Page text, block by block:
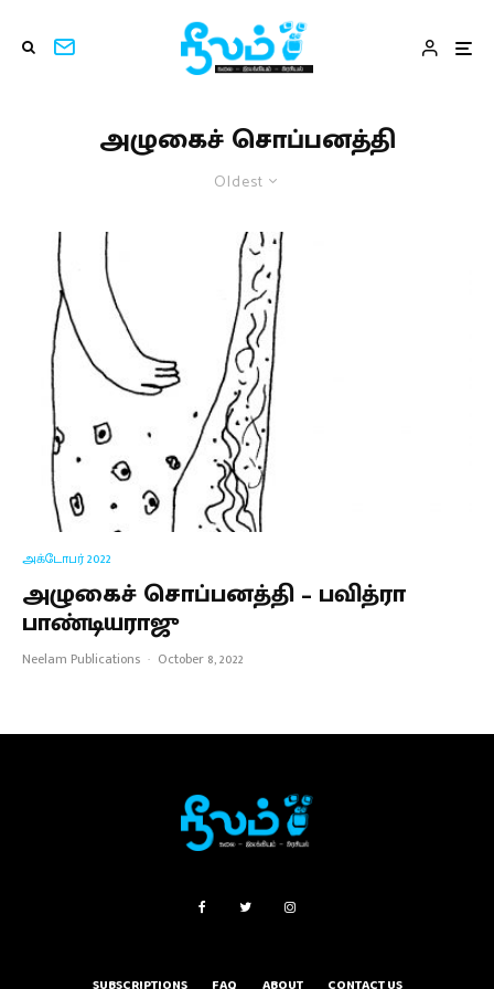
அழுகைச் சொப்பனத்தி
Oldest
அக்டோபர் 2022
அழுகைச் சொப்பனத்தி – பவித்ரா
பாண்டியராஜு
Neelam Publications · October 8, 2022